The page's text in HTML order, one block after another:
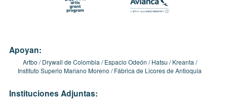
Apoyan:
Artbo Drywall de Colombia Espacio Odeón Hatsu
Kreanta
Instituto Superio Mariano Moreno
Fábrica de Licores de Antioquia
Instituciones Adjuntas: